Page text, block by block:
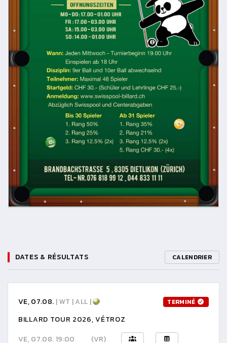
DATES & RÉSULTATS CALENDRIER
VE, 07.08. | WT | ALL | TERMINÉ
BILLARD TOUR 2026, VÉTROZ
VE, 07.08. 19:00
(VR)